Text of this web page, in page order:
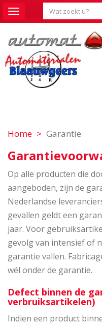
Toggle
navigation
Home Garantie
Op alle producten die
aangeboden, zijn de
Nederlandse
gevallen geldt een
jaar. Voor
gevolg van intensief of
garantie vallen.
wél onder de garantie.
Defect binnen de
verbruiksartikelen)
Indien een product